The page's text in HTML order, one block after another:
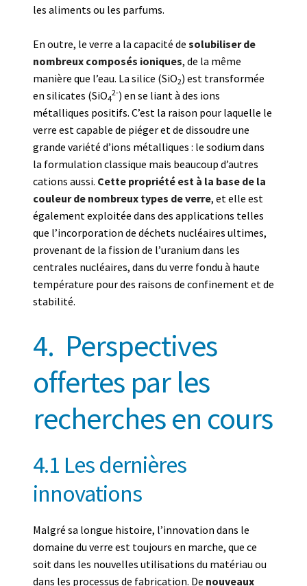
les aliments ou les parfums.
En outre, le verre a la capacité de solubiliser de
nombreux composés ioniques, de la même
manière que l’eau. La silice (SiO2) est transformée
en silicates (SiO4
2-) en se liant à des ions
métalliques positifs. C’est la raison pour laquelle le
verre est capable de piéger et de dissoudre une
grande variété d’ions métalliques : le sodium dans
la formulation classique mais beaucoup d’autres
cations aussi. Cette propriété est à la base de la
couleur de nombreux types de verre, et elle est
également exploitée dans des applications telles
que l’incorporation de déchets nucléaires ultimes,
provenant de la fission de l’uranium dans les
centrales nucléaires, dans du verre fondu à haute
température pour des raisons de confinement et de
stabilité.
4. Perspectives
offertes par les
recherches en cours
4.1 Les dernières
innovations
Malgré sa longue histoire, l’innovation dans le
domaine du verre est toujours en marche, que ce
soit dans les nouvelles utilisations du matériau ou
dans les processus de fabrication. De nouveaux